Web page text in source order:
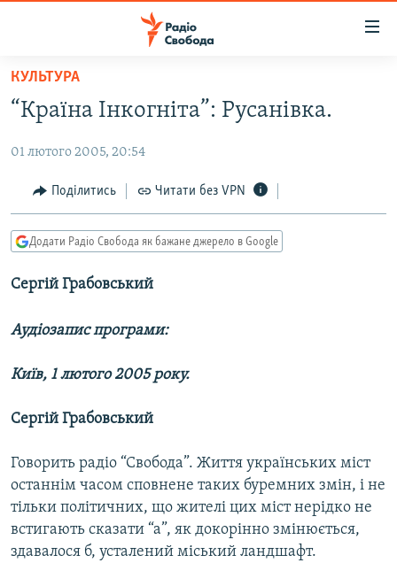
Перейти
основного
Перейти
Перейти
пошуку
РАДІО СВОБОДА – 70 РОКІВ
ВСЕ ЗА ДОБУ
СТАТТІ
ПОЛІТИКА
СУСПІЛЬСТВО
КУЛЬТУРА
СВІТ
ВІЙНА
ДОНБАС.РЕАЛІЇ
КРИМ.РЕАЛІЇ
КИТАЙ.ВИКЛИКИ
МУЛЬТИМЕДІА
СПЕЦПРОЄКТИ
ПОДКАСТИ
КРИМ РЕАЛІЇ
КУЛЬТУРА
“Країна Інкогніта”: Русанівка.
01 лютого 2005, 20:54
Поділитись Читати без VPN
Додати Радіо Свобода як бажане джерело в Google
Сергій Грабовський
Аудіозапис програми:
Київ, 1 лютого 2005 року.
Сергій Грабовський
Говорить радіо “Свобода”. Життя українських міст
останнім часом сповнене таких буремних змін, і не
тільки політичних, що жителі цих міст нерідко не
встигають сказати “а”, як докорінно змінюється,
здавалося б, усталений міський ландшафт.